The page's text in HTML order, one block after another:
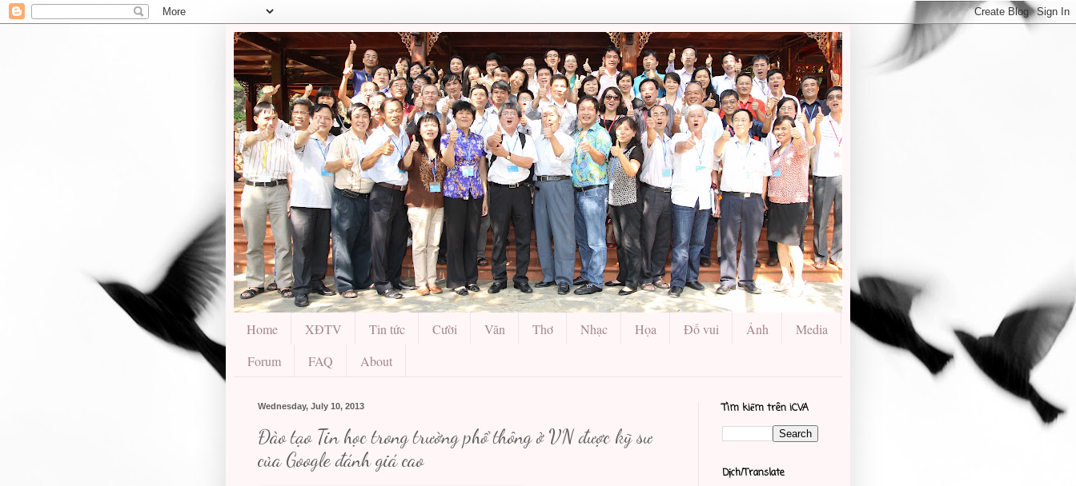
Home XĐTV Tin tức Cười Văn Thơ Nhạc Họa Đố vui Ảnh
Media
Forum
FAQ About
Wednesday, July 10, 2013
Đào tạo Tin học trong trường phổ thông ở VN được kỹ sư
của Google đánh giá cao
Tìm kiếm trên iCVA
Dịch/Translate